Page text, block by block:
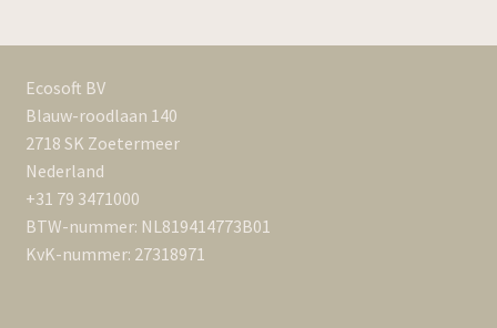
Ecosoft BV
Blauw-roodlaan 140
2718 SK Zoetermeer
Nederland
+31 79 3471000
BTW-nummer: NL819414773B01
KvK-nummer: 27318971